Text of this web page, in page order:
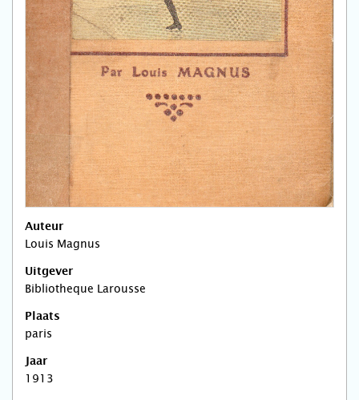
Auteur
Louis Magnus
Uitgever
Bibliotheque Larousse
Plaats
paris
Jaar
1913